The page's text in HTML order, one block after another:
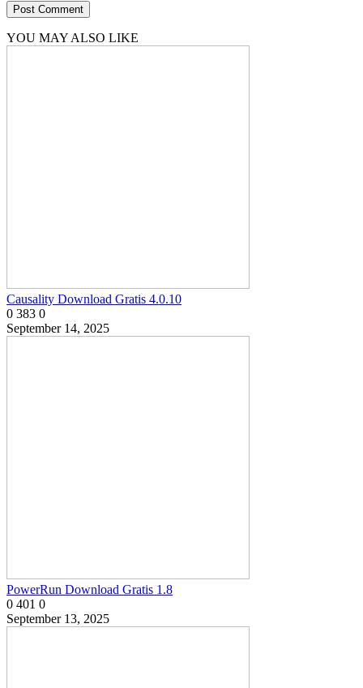
YOU MAY ALSO LIKE
Causality Download Gratis 4.0.10
0 383 0
September 14, 2025
PowerRun Download Gratis 1.8
0 401 0
September 13, 2025